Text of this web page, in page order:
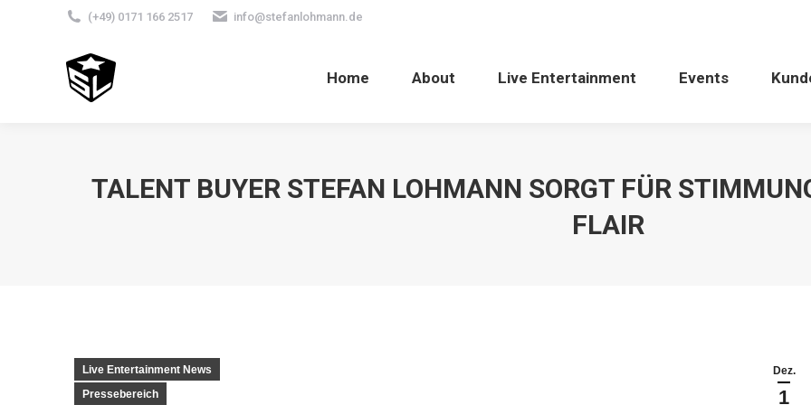
(+49) 0171 166 2517 info@stefanlohmann.de
Home About Live Entertainment Events
TALENT BUYER STEFAN LOHMANN SORGT FÜR
FLAIR
Dez.
1
Live Entertainment News
Pressebereich